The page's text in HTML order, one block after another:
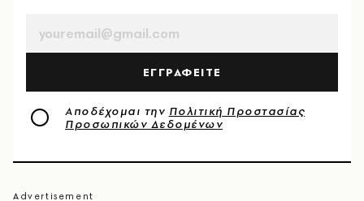
ΕΓΓΡΑΦΕΙΤΕ
Αποδέχομαι την Πολιτική Προστασίας
Προσωπικών Δεδομένων